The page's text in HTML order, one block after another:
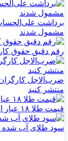
برداشت
مشمول شدند
رقم دقیق حقوق کارمندان
منتشر کنید
قیمت طلا ۱۸ عیار امروز ۵ آذر اعلام شد + جدول
سود طلای آب شده